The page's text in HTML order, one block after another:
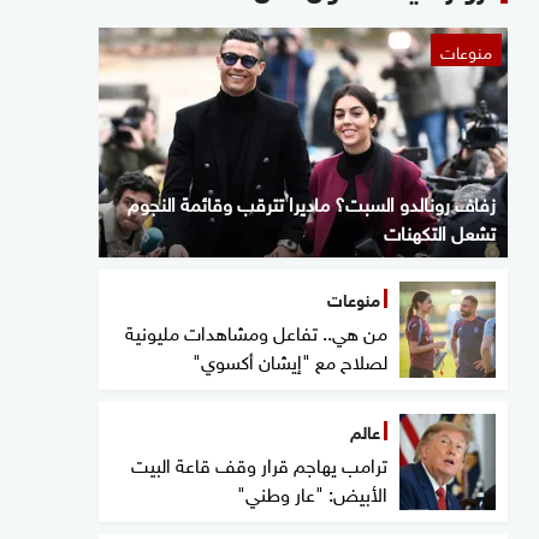
منوعات
زفاف رونالدو السبت؟ ماديرا تترقب وقائمة النجوم
تشعل التكهنات
منوعات
من هي.. تفاعل ومشاهدات مليونية
لصلاح مع "إيشان أكسوي"
عالم
ترامب يهاجم قرار وقف قاعة البيت
الأبيض: "عار وطني"